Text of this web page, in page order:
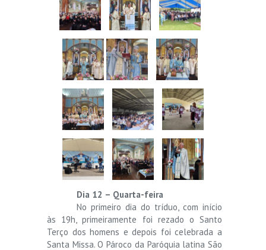
Dia 12 – Quarta-feira
No primeiro dia do tríduo, com início
às 19h, primeiramente foi rezado o Santo
Terço dos homens e depois foi celebrada a
Santa Missa. O Pároco da Paróquia latina São